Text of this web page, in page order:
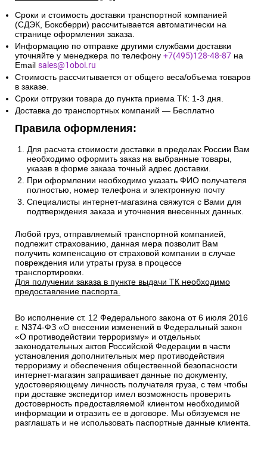
Сроки и стоимость доставки транспортной компанией
(СДЭК, Боксберри) рассчитывается автоматически на
странице оформления заказа.
Информацию по отправке другими службами доставки
уточняйте у менеджера по телефону +7(495)128-48-87 на
Email sales@1oboi.ru
Стоимость рассчитывается от общего веса/объема товаров
в заказе.
Сроки отгрузки товара до пункта приема ТК: 1-3 дня.
Доставка до транспортных компаний — Бесплатно
Правила оформления:
Для расчета стоимости доставки в пределах России Вам
необходимо оформить заказ на выбранные товары,
указав в форме заказа точный адрес доставки.
При оформлении необходимо указать ФИО получателя
полностью, номер телефона и электронную почту
Специалисты интернет-магазина свяжутся с Вами для
подтверждения заказа и уточнения внесенных данных.
Любой груз, отправляемый транспортной компанией,
подлежит страхованию, данная мера позволит Вам
получить компенсацию от страховой компании в случае
повреждения или утраты груза в процессе
транспортировки.
Для получении заказа в пункте выдачи ТК необходимо
предоставление паспорта.
Во исполнение ст. 12 Федерального закона от 6 июля 2016
г. N374-ФЗ «О внесении изменений в Федеральный закон
«О противодействии терроризму» и отдельных
законодательных актов Российской Федерации в части
установления дополнительных мер противодействия
терроризму и обеспечения общественной безопасности
интернет-магазин запрашивает данные по документу,
удостоверяющему личность получателя груза, с тем чтобы
при доставке экспедитор имел возможность проверить
достоверность предоставляемой клиентом необходимой
информации и отразить ее в договоре. Мы обязуемся не
разглашать и не использовать паспортные данные клиента.